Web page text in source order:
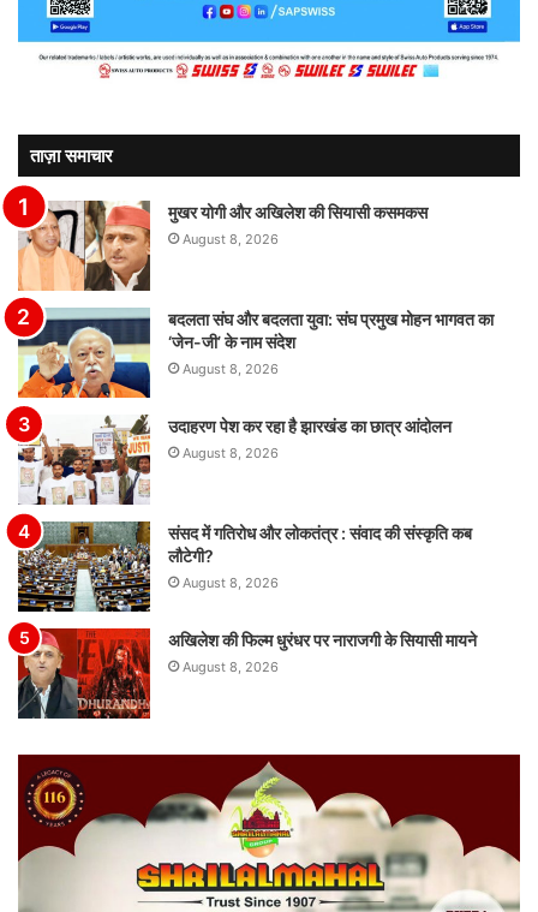
ताज़ा समाचार
मुखर योगी और अखिलेश की सियासी कसमकस
August 8, 2026
बदलता संघ और बदलता युवा: संघ प्रमुख मोहन भागवत का
‘जेन-जी’ के नाम संदेश
August 8, 2026
उदाहरण पेश कर रहा है झारखंड का छात्र आंदोलन
August 8, 2026
संसद में गतिरोध और लोकतंत्र : संवाद की संस्कृति कब
लौटेगी?
August 8, 2026
अखिलेश की फिल्म धुरंधर पर नाराजगी के सियासी मायने
August 8, 2026